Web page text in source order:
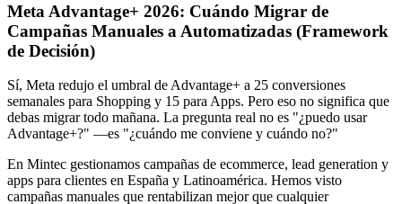
Meta Advantage+ 2026: Cuándo Migrar de
Campañas Manuales a Automatizadas (Framework
de Decisión)
Sí, Meta redujo el umbral de Advantage+ a 25 conversiones
semanales para Shopping y 15 para Apps. Pero eso no significa que
debas migrar todo mañana. La pregunta real no es "¿puedo usar
Advantage+?" —es "¿cuándo me conviene y cuándo no?"
En Mintec gestionamos campañas de ecommerce, lead generation y
apps para clientes en España y Latinoamérica. Hemos visto
campañas manuales que rentabilizan mejor que cualquier